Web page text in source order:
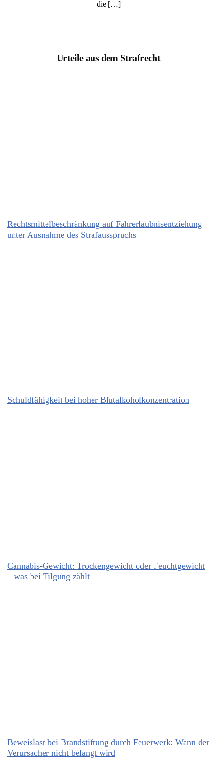
die […]
Urteile aus dem Strafrecht
Rechtsmittelbeschränkung auf Fahrerlaubnisentziehung
unter Ausnahme des Strafausspruchs
Schuldfähigkeit bei hoher Blutalkoholkonzentration
Cannabis-Gewicht: Trockengewicht oder Feuchtgewicht
– was bei Tilgung zählt
Beweislast bei Brandstiftung durch Feuerwerk: Wann der
Verursacher nicht belangt wird